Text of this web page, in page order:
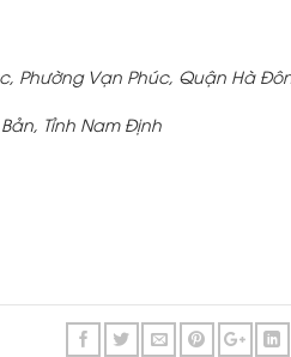
Phường Vạn Phúc, Quận Hà
Tỉnh Nam Định